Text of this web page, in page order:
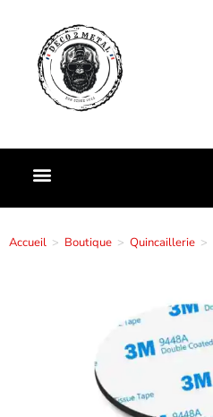
Accueil > Boutique > Quincaillerie >